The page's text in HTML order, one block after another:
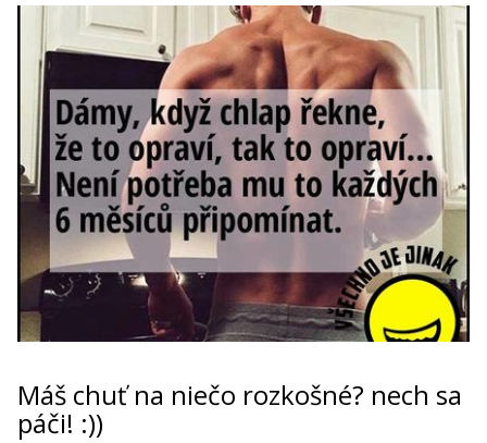
Máš chuť na niečo rozkošné? nech sa
páči! :))